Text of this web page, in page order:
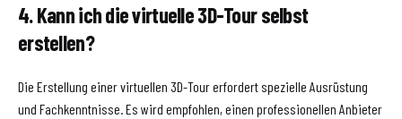
4. Kann ich die virtuelle 3D-Tour selbst
erstellen?
Die Erstellung einer virtuellen 3D-Tour erfordert spezielle Ausrüstung
und Fachkenntnisse. Es wird empfohlen, einen professionellen Anbieter